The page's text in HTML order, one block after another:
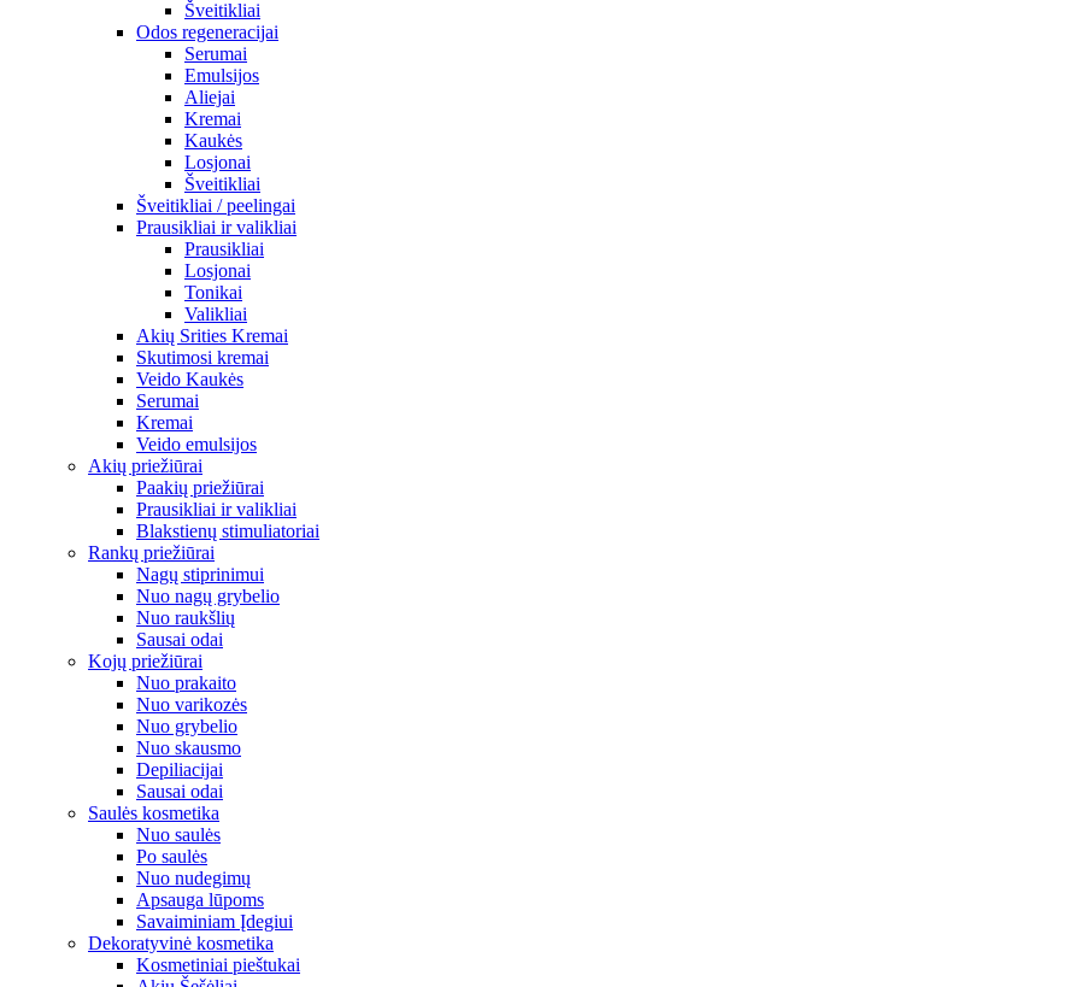
Šveitikliai
Odos regeneracijai
Serumai
Emulsijos
Aliejai
Kremai
Kaukės
Losjonai
Šveitikliai
Šveitikliai / peelingai
Prausikliai ir valikliai
Prausikliai
Losjonai
Tonikai
Valikliai
Akių Srities Kremai
Skutimosi kremai
Veido Kaukės
Serumai
Kremai
Veido emulsijos
Akių priežiūrai
Paakių priežiūrai
Prausikliai ir valikliai
Blakstienų stimuliatoriai
Rankų priežiūrai
Nagų stiprinimui
Nuo nagų grybelio
Nuo raukšlių
Sausai odai
Kojų priežiūrai
Nuo prakaito
Nuo varikozės
Nuo grybelio
Nuo skausmo
Depiliacijai
Sausai odai
Saulės kosmetika
Nuo saulės
Po saulės
Nuo nudegimų
Apsauga lūpoms
Savaiminiam Įdegiui
Dekoratyvinė kosmetika
Kosmetiniai pieštukai